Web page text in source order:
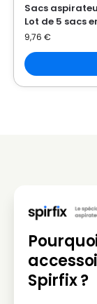
Sacs aspirateur
Lot de 5 sacs
9,76 €
Spirfix ?